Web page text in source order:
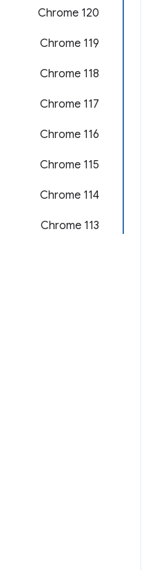
Chrome 120
Chrome 119
Chrome 118
Chrome 117
Chrome 116
Chrome 115
Chrome 114
Chrome 113